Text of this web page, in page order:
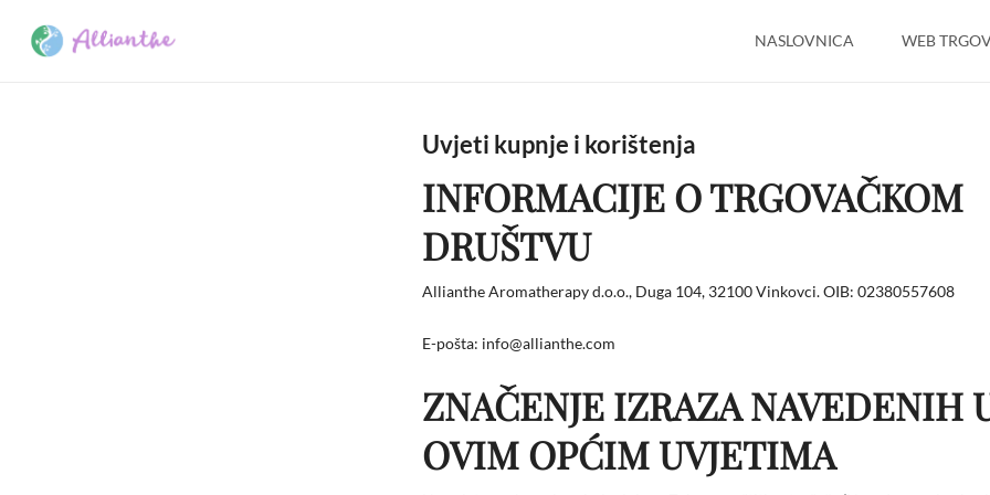
NASLOVNICA WEB
Uvjeti kupnje i korištenja
INFORMACIJE O TRGOVAČKOM
DRUŠTVU
Allianthe Aromatherapy d.o.o., Duga 104, 32100 Vinkovci. OIB: 02380557608
E-pošta: info@allianthe.com
ZNAČENJE IZRAZA NAVEDENIH
OVIM OPĆIM UVJETIMA